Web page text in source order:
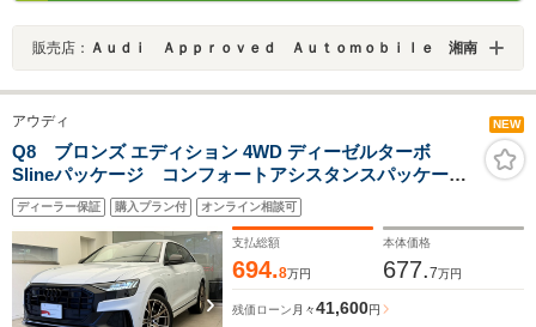
販売店： Ａｕｄｉ Ａｐｐｒｏｖｅｄ Ａｕｔｏｍｏｂｉｌｅ 湘南
アウディ NEW
Q8 ブロンズ エディション 4WD ディーゼルターボ
Slineパッケージ コンフォートアシスタンスパッケー
ジ バング&オルフセン バルコナレザー HDマトリク
スLEDヘッドライト サラウンドビューカメラ アダプ
ティブクルーズコントロール フルセグTV 認定中古車
ディーラー保証 購入プラン付 オンライン相談可
支払総額
694.8万円
本体価格
677.7万円
残価ローン 月々41,600円